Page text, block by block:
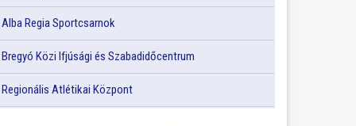
Alba Regia Sportcsarnok
Bregyó Közi Ifjúsági és Szabadidőcentrum
Regionális Atlétikai Központ